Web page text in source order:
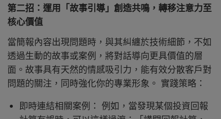
第二招：運用「故事引導」創造共鳴，轉移注意力至
核心價值
當簡報內容出現問題時，與其糾纏於技術細節，不如
透過生動的故事或案例，將對話導向更具價值的層
面。故事具有天然的情感吸引力，能有效分散客戶對
問題的關注，同時強化你的專業形象。 實踐策略：
即時連結相關案例： 例如，當發現某個投資回報